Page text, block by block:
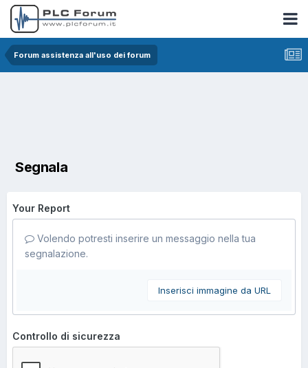
Forum assistenza all'uso dei forum
Segnala
Your Report
Volendo potresti inserire un messaggio nella tua
segnalazione.
Inserisci immagine da URL
Controllo di sicurezza